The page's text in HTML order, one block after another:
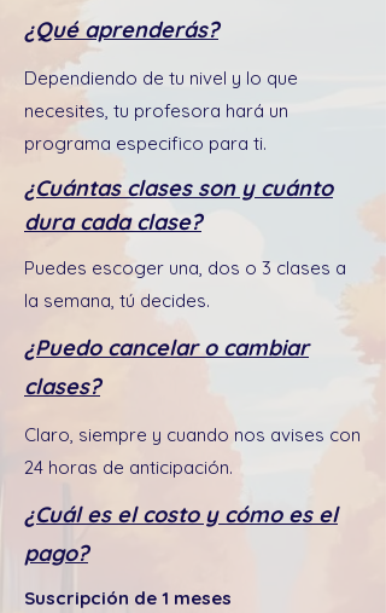
¿Qué aprenderás?
Dependiendo de tu nivel y lo que
necesites, tu profesora hará un
programa especifico para ti.
¿Cuántas clases son y cuánto
dura cada clase?
Puedes escoger una, dos o 3 clases a
la semana, tú decides.
¿Puedo cancelar o cambiar
clases?
Claro, siempre y cuando nos avises con
24 horas de anticipación.
¿Cuál es el costo y cómo es el
pago?
Suscripción de 1 meses